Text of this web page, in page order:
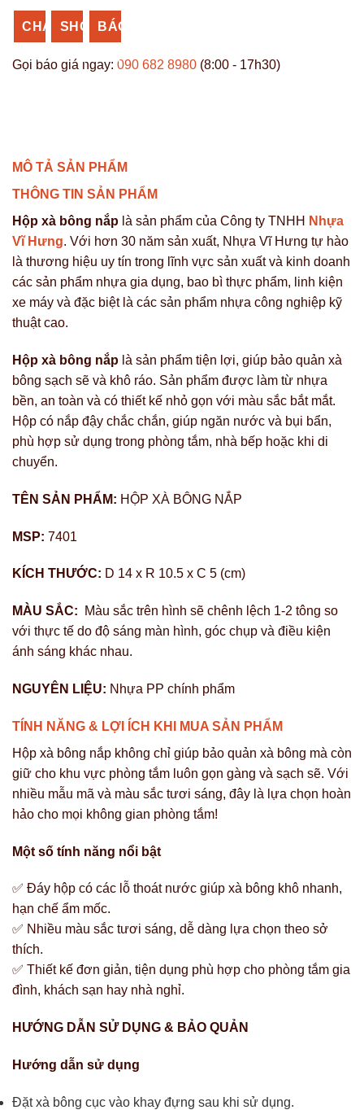
CHAT
ZALO
SHOPEE
NHỰA
BÁO
GIÁ
Gọi báo giá ngay: 090 682 8980 (8:00 - 17h30)
MÔ TẢ SẢN PHẨM
THÔNG TIN SẢN PHẨM
Hộp xà bông nắp là sản phẩm của Công ty TNHH Nhựa
Vĩ Hưng. Với hơn 30 năm sản xuất, Nhựa Vĩ Hưng tự hào
là thương hiệu uy tín trong lĩnh vực sản xuất và kinh doanh
các sản phẩm nhựa gia dụng, bao bì thực phẩm, linh kiện
xe máy và đặc biệt là các sản phẩm nhựa công nghiệp kỹ
thuật cao.
Hộp xà bông nắp là sản phẩm tiện lợi, giúp bảo quản xà
bông sạch sẽ và khô ráo. Sản phẩm được làm từ nhựa
bền, an toàn và có thiết kế nhỏ gọn với màu sắc bắt mắt.
Hộp có nắp đậy chắc chắn, giúp ngăn nước và bụi bẩn,
phù hợp sử dụng trong phòng tắm, nhà bếp hoặc khi di
chuyển.
TÊN SẢN PHẨM: HỘP XÀ BÔNG NẮP
MSP: 7401
KÍCH THƯỚC: D 14 x R 10.5 x C 5 (cm)
MÀU SẮC:
Màu sắc trên hình sẽ chênh lệch 1-2 tông so
với thực tế do độ sáng màn hình, góc chụp và điều kiện
ánh sáng khác nhau.
NGUYÊN LIỆU: Nhựa PP chính phẩm
TÍNH NĂNG & LỢI ÍCH KHI MUA SẢN PHẨM
Hộp xà bông nắp không chỉ giúp bảo quản xà bông mà còn
giữ cho khu vực phòng tắm luôn gọn gàng và sạch sẽ. Với
nhiều mẫu mã và màu sắc tươi sáng, đây là lựa chọn hoàn
hảo cho mọi không gian phòng tắm!
Một số tính năng nổi bật
✅ Đáy hộp có các lỗ thoát nước giúp xà bông khô nhanh,
hạn chế ẩm mốc.
✅ Nhiều màu sắc tươi sáng, dễ dàng lựa chọn theo sở
thích.
✅ Thiết kế đơn giản, tiện dụng phù hợp cho phòng tắm gia
đình, khách sạn hay nhà nghỉ.
HƯỚNG DẪN SỬ DỤNG & BẢO QUẢN
Hướng dẫn sử dụng
Đặt xà bông cục vào khay đựng sau khi sử dụng.